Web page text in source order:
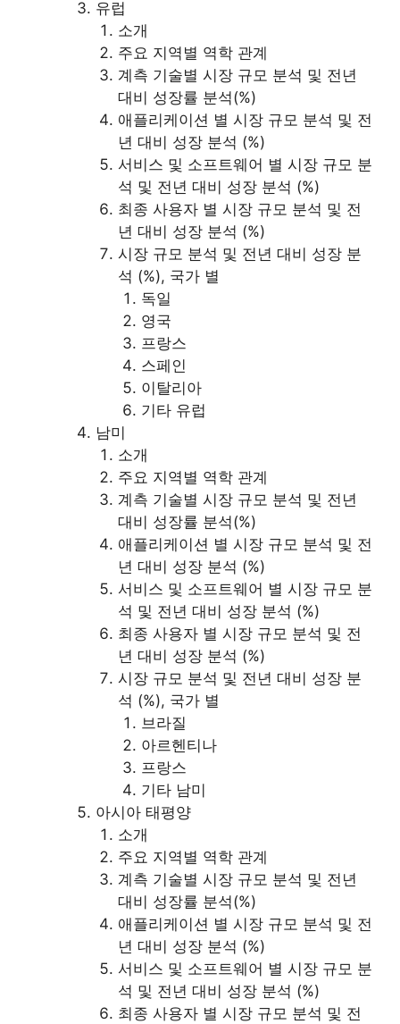
유럽
소개
주요 지역별 역학 관계
계측 기술별 시장 규모 분석 및 전년
대비 성장률 분석(%)
애플리케이션 별 시장 규모 분석 및 전
년 대비 성장 분석 (%)
서비스 및 소프트웨어 별 시장 규모 분
석 및 전년 대비 성장 분석 (%)
최종 사용자 별 시장 규모 분석 및 전
년 대비 성장 분석 (%)
시장 규모 분석 및 전년 대비 성장 분
석 (%), 국가 별
독일
영국
프랑스
스페인
이탈리아
기타 유럽
남미
소개
주요 지역별 역학 관계
계측 기술별 시장 규모 분석 및 전년
대비 성장률 분석(%)
애플리케이션 별 시장 규모 분석 및 전
년 대비 성장 분석 (%)
서비스 및 소프트웨어 별 시장 규모 분
석 및 전년 대비 성장 분석 (%)
최종 사용자 별 시장 규모 분석 및 전
년 대비 성장 분석 (%)
시장 규모 분석 및 전년 대비 성장 분
석 (%), 국가 별
브라질
아르헨티나
프랑스
기타 남미
아시아 태평양
소개
주요 지역별 역학 관계
계측 기술별 시장 규모 분석 및 전년
대비 성장률 분석(%)
애플리케이션 별 시장 규모 분석 및 전
년 대비 성장 분석 (%)
서비스 및 소프트웨어 별 시장 규모 분
석 및 전년 대비 성장 분석 (%)
최종 사용자 별 시장 규모 분석 및 전